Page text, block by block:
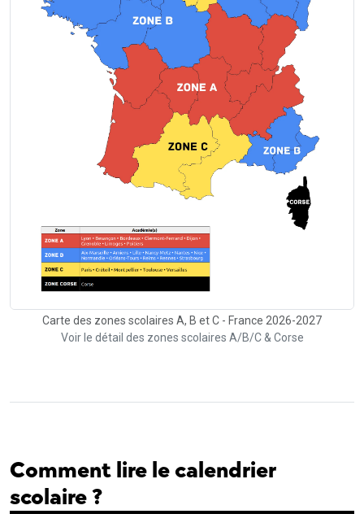
Carte des zones scolaires A, B et C - France 2026-2027
Voir le détail des zones scolaires A/B/C & Corse
Comment lire le calendrier
scolaire ?